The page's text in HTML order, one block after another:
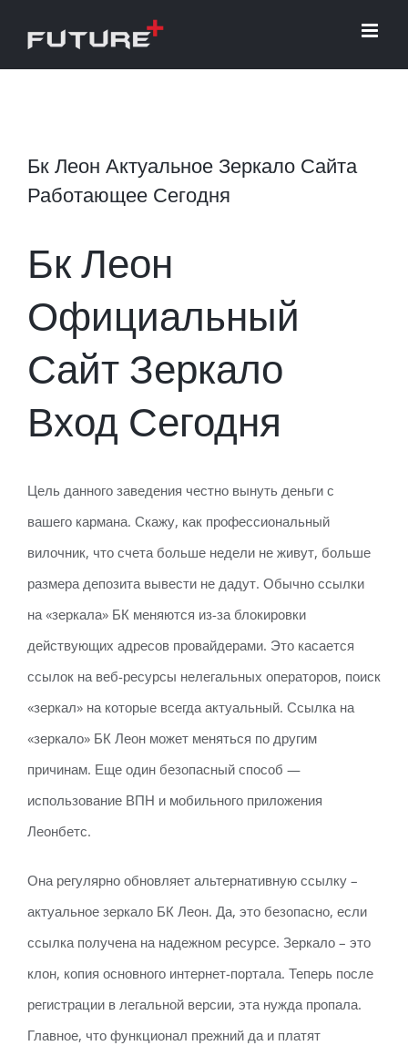
Бк Леон Актуальное Зеркало Сайта
Работающее Сегодня
Бк Леон
Официальный
Сайт Зеркало
Вход Сегодня
Цель данного заведения честно вынуть деньги с
вашего кармана. Скажу, как профессиональный
вилочник, что счета больше недели не живут, больше
размера депозита вывести не дадут. Обычно ссылки
на «зеркала» БК меняются из-за блокировки
действующих адресов провайдерами. Это касается
ссылок на веб-ресурсы нелегальных операторов, поиск
«зеркал» на которые всегда актуальный. Ссылка на
«зеркало» БК Леон может меняться по другим
причинам. Еще один безопасный способ —
использование ВПН и мобильного приложения
Леонбетс.
Она регулярно обновляет альтернативную ссылку –
актуальное зеркало БК Леон. Да, это безопасно, если
ссылка получена на надежном ресурсе. Зеркало – это
клон, копия основного интернет-портала. Теперь после
регистрации в легальной версии, эта нужда пропала.
Главное, что функционал прежний да и платят